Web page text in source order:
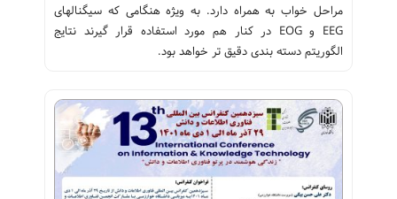
مراحل خواب به همراه دارد. به ویژه هنگامی که سیگنالهای
EEG و EOG در کنار هم مورد استفاده قرار گیرند نتایج
الگوریتم دسته بندی دقیق تر خواهد بود.